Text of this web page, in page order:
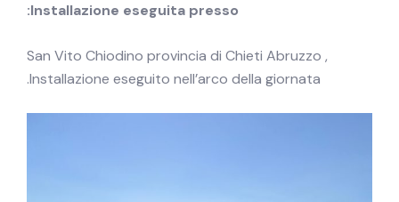
Installazione eseguita presso:
San Vito Chiodino provincia di Chieti Abruzzo ,
Installazione eseguito nell’arco della giornata.